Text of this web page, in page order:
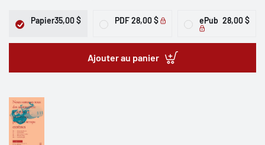
Papier35,00 $ PDF28,00 $ ePub 28,00 $
Ajouter au panier